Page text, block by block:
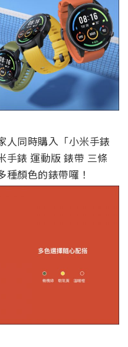
人同時購入「小米手錶
手錶 運動版 錶帶 三條
顏色的錶帶囉！